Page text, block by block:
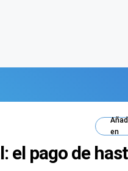
en
pago de